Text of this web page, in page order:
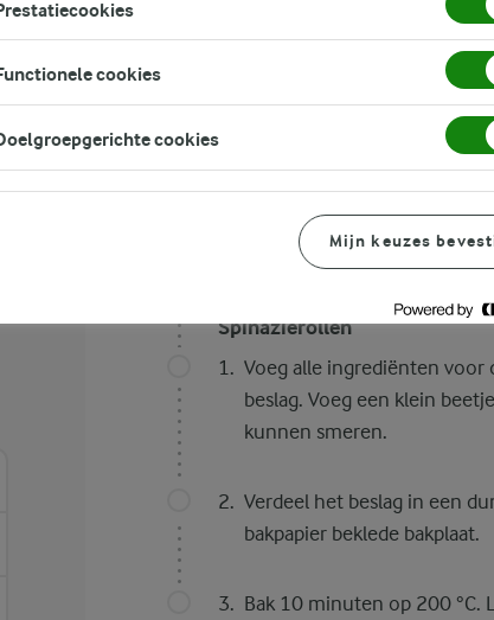
Bereidingswijze
Spinazierollen
Voeg alle ingrediënten voor
beslag. Voeg een klein
kunnen smeren.
Verdeel het beslag in een
bakpapier beklede bakplaat.
Bak 10 minuten op 200 °C.
cookies
cookies
Mijn keuzes